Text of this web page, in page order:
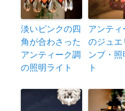
淡いピンクの四
角が合わさった
アンティーク調
の照明ライト
アンティ
のジュエ
ンプ・照
ト